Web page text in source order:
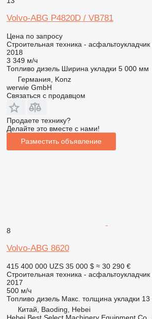
Volvo-ABG P4820D / VB781
Цена по запросу
Строительная техника - асфальтоукладчик
2018
3 349 м/ч
Топливо дизель Ширина укладки 5 000 мм
Германия, Konz
werwie GmbH
Связаться с продавцом
Продаете технику?
Делайте это вместе с нами!
Разместить объявление
8
Volvo-ABG 8620
415 400 000 UZS 35 000 $ ≈ 30 290 €
Строительная техника - асфальтоукладчик
2017
500 м/ч
Топливо дизель Макс. толщина укладки
Китай, Baoding, Hebei